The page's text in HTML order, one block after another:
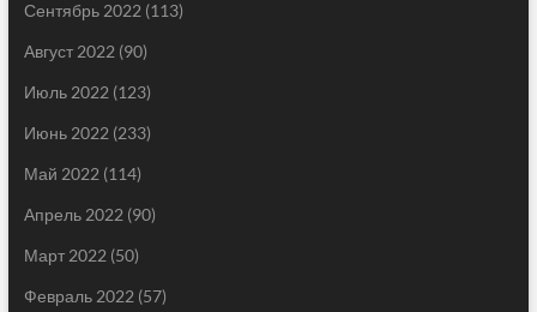
Сентябрь 2022 (113)
Август 2022 (90)
Июль 2022 (123)
Июнь 2022 (233)
Май 2022 (114)
Апрель 2022 (90)
Март 2022 (50)
Февраль 2022 (57)